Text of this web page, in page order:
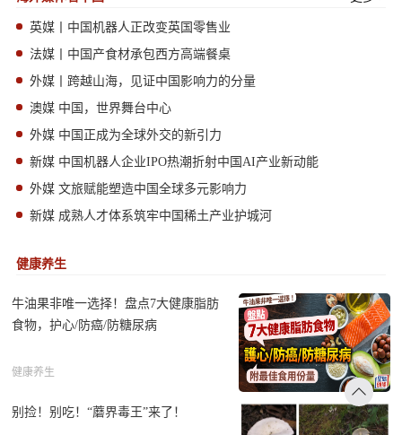
英媒丨中国机器人正改变英国零售业
法媒丨中国产食材承包西方高端餐桌
外媒丨跨越山海，见证中国影响力的分量
澳媒 中国，世界舞台中心
外媒 中国正成为全球外交的新引力
新媒 中国机器人企业IPO热潮折射中国AI产业新动能
外媒 文旅赋能塑造中国全球多元影响力
新媒 成熟人才体系筑牢中国稀土产业护城河
健康养生
牛油果非唯一选择！盘点7大健康脂肪
食物，护心/防癌/防糖尿病
健康养生
别捡！别吃！“蘑界毒王”来了！
返回